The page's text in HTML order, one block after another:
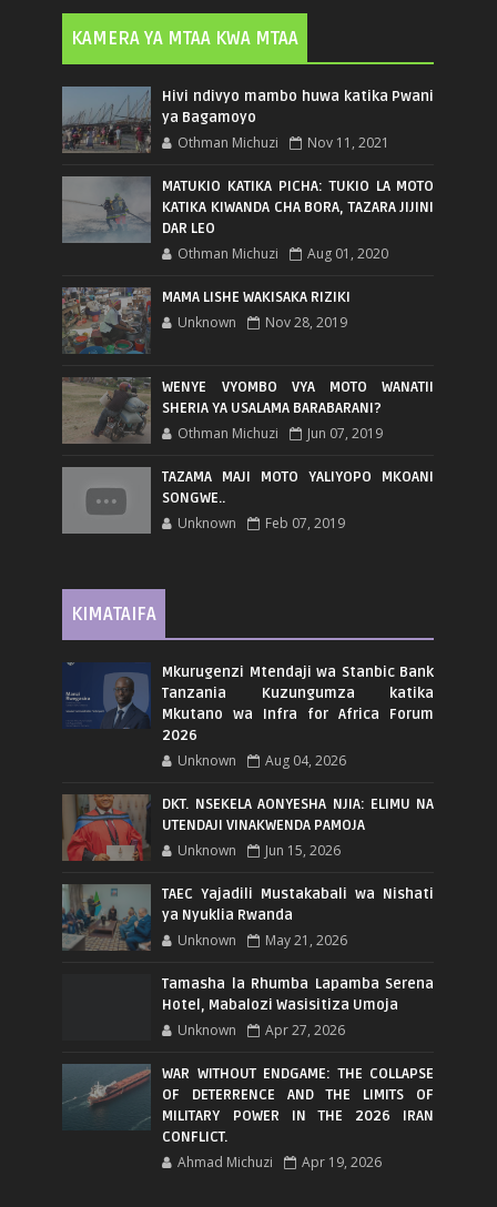
KAMERA YA MTAA KWA MTAA
Hivi ndivyo mambo huwa katika Pwani
ya Bagamoyo
Othman Michuzi Nov 11, 2021
MATUKIO KATIKA PICHA: TUKIO LA MOTO
KATIKA KIWANDA CHA BORA, TAZARA JIJINI
DAR LEO
Othman Michuzi Aug 01, 2020
MAMA LISHE WAKISAKA RIZIKI
Unknown Nov 28, 2019
WENYE VYOMBO VYA MOTO WANATII
SHERIA YA USALAMA BARABARANI?
Othman Michuzi Jun 07, 2019
TAZAMA MAJI MOTO YALIYOPO MKOANI
SONGWE..
Unknown Feb 07, 2019
KIMATAIFA
Mkurugenzi Mtendaji wa Stanbic Bank
Tanzania Kuzungumza katika
Mkutano wa Infra for Africa Forum
2026
Unknown Aug 04, 2026
DKT. NSEKELA AONYESHA NJIA: ELIMU NA
UTENDAJI VINAKWENDA PAMOJA
Unknown Jun 15, 2026
TAEC Yajadili Mustakabali wa Nishati
ya Nyuklia Rwanda
Unknown May 21, 2026
Tamasha la Rhumba Lapamba Serena
Hotel, Mabalozi Wasisitiza Umoja
Unknown Apr 27, 2026
WAR WITHOUT ENDGAME: THE COLLAPSE
OF DETERRENCE AND THE LIMITS OF
MILITARY POWER IN THE 2026 IRAN
CONFLICT.
Ahmad Michuzi Apr 19, 2026